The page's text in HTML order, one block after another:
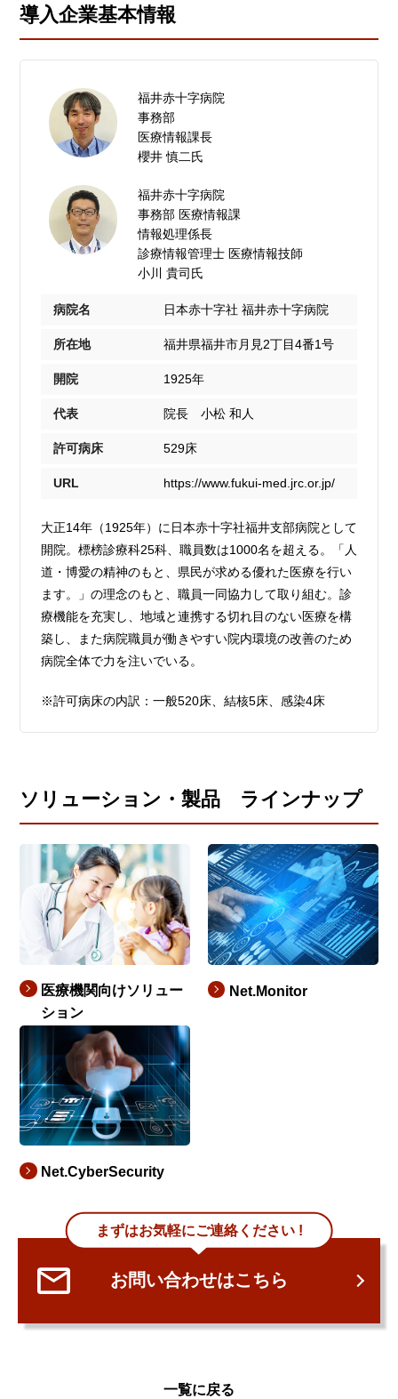
導入企業基本情報
福井赤十字病院
事務部
医療情報課長
櫻井 慎二氏
福井赤十字病院
事務部 医療情報課
情報処理係長
診療情報管理士 医療情報技師
小川 貴司氏
病院名 日本赤十字社 福井赤十字病院
所在地 福井県福井市月見2丁目4番1号
開院 1925年
代表 院長 小松 和人
許可病床 529床
URL https://www.fukui-med.jrc.or.jp/
大正14年（1925年）に日本赤十字社福井支部病院として
開院。標榜診療科25科、職員数は1000名を超える。「人
道・博愛の精神のもと、県民が求める優れた医療を行い
ます。」の理念のもと、職員一同協力して取り組む。診
療機能を充実し、地域と連携する切れ目のない医療を構
築し、また病院職員が働きやすい院内環境の改善のため
病院全体で力を注いでいる。
※許可病床の内訳：一般520床、結核5床、感染4床
ソリューション・製品 ラインナップ
医療機関向けソリュー
ション
Net.Monitor
Net.CyberSecurity
まずはお気軽にご連絡ください !
お問い合わせはこちら
一覧に戻る